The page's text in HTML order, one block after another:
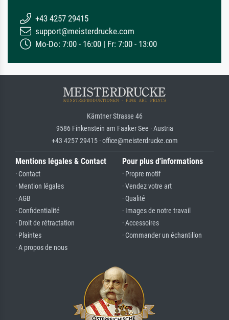
+43 4257 29415
support@meisterdrucke.com
Mo-Do: 7:00 - 16:00 | Fr: 7:00 - 13:00
Kärntner Strasse 46
9586 Finkenstein am Faaker See · Austria
+43 4257 29415 · office@meisterdrucke.com
Mentions légales & Contact
· Contact
· Mention légales
· AGB
· Confidentialité
· Droit de rétractation
· Plaintes
· A propos de nous
Pour plus d'informations
· Propre motif
· Vendez votre art
· Qualité
· Images de notre travail
· Accessoires
· Commander un échantillon